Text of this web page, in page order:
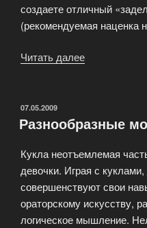
создаете отличный
(рекомендуемая наценка
Читать далее
детских
ОПУБЛИКОВАНО
07.05.2009
Разнообразные
Кукла неотъемлемая
девочки. Играя с
совершенствуют свои
ораторскому искусству,
логическое мышление.